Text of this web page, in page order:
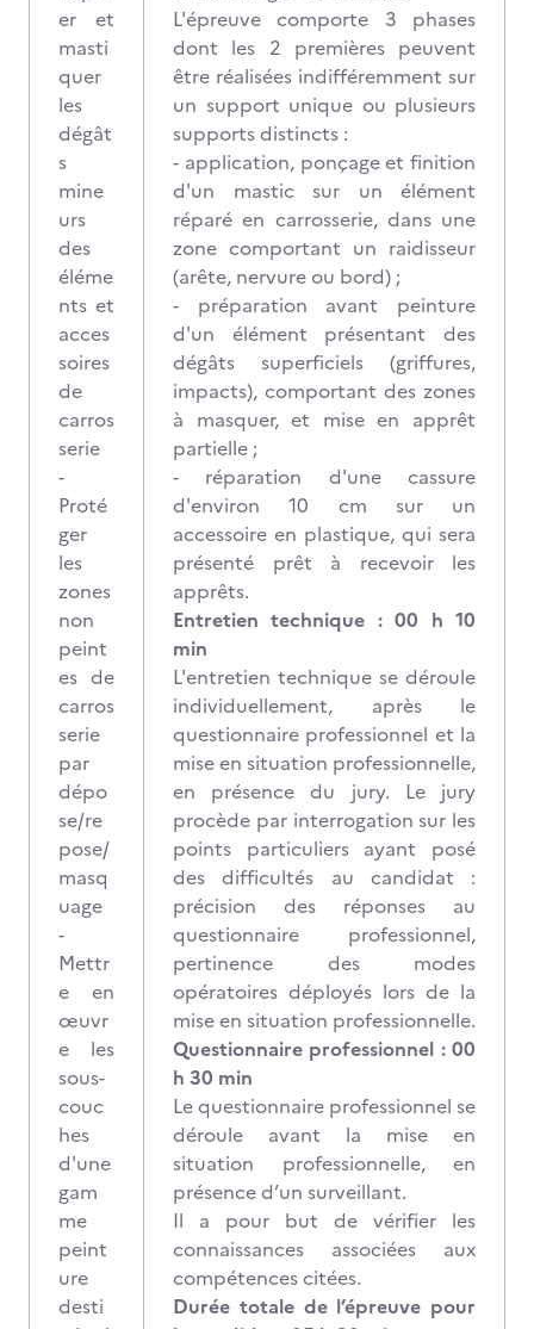
er et
masti
quer
les
dégât
s
mine
urs
des
éléme
nts et
acces
soires
de
carros
serie
-
Proté
ger
les
zones
non
peint
es de
carros
serie
par
dépo
se/re
pose/
masq
uage
-
Mettr
e en
œuvr
e les
sous-
couc
hes
d'une
gam
me
peint
ure
desti
L'épreuve comporte 3 phases
dont les 2 premières peuvent
être réalisées indifféremment sur
un support unique ou plusieurs
supports distincts :
- application, ponçage et finition
d'un mastic sur un élément
réparé en carrosserie, dans une
zone comportant un raidisseur
(arête, nervure ou bord) ;
- préparation avant peinture
d'un élément présentant des
dégâts superficiels (griffures,
impacts), comportant des zones
à masquer, et mise en apprêt
partielle ;
- réparation d'une cassure
d'environ 10 cm sur un
accessoire en plastique, qui sera
présenté prêt à recevoir les
apprêts.
Entretien technique : 00 h 10
min
L'entretien technique se déroule
individuellement, après le
questionnaire professionnel et la
mise en situation professionnelle,
en présence du jury. Le jury
procède par interrogation sur les
points particuliers ayant posé
des difficultés au candidat :
précision des réponses au
questionnaire professionnel,
pertinence des modes
opératoires déployés lors de la
mise en situation professionnelle.
Questionnaire professionnel : 00
h 30 min
Le questionnaire professionnel se
déroule avant la mise en
situation professionnelle, en
présence d’un surveillant.
Il a pour but de vérifier les
connaissances associées aux
compétences citées.
Durée totale de l’épreuve pour